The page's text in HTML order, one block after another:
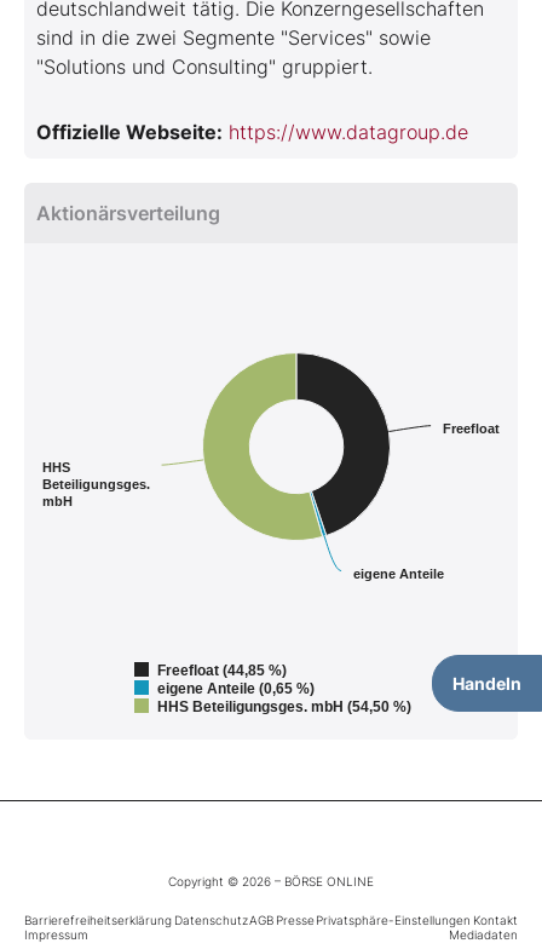
Handeln
deutschlandweit tätig. Die Konzerngesellschaften
sind in die zwei Segmente "Services" sowie
"Solutions und Consulting" gruppiert.
Offizielle Webseite: https://www.datagroup.de
Aktionärsverteilung
Freefloat
eigene Anteile
HHS
Beteiligungsges.
mbH
Freefloat (44,85 %)
eigene Anteile (0,65 %)
HHS Beteiligungsges. mbH (54,50 %)
Copyright © 2026 – BÖRSE ONLINE
Barrierefreiheitserklärung DatenschutzAGB PressePrivatsphäre-Einstellungen Kontakt
Impressum
Mediadaten